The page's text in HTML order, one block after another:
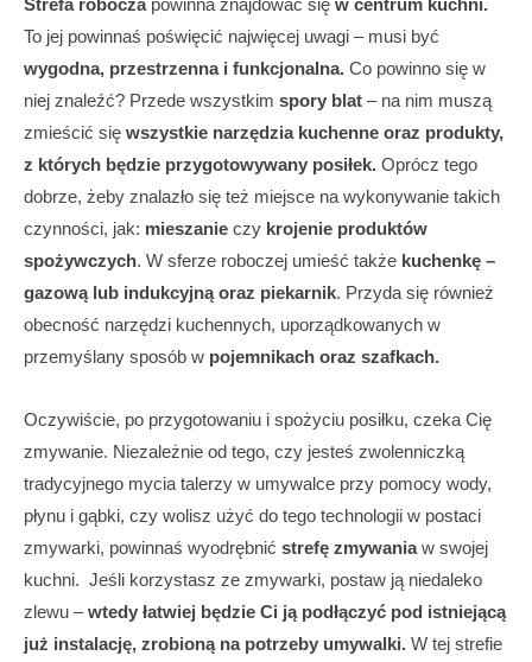
Strefa roboczapowinna znajdować się w centrum kuchni.
To jej powinnaś poświęcić najwięcej uwagi – musi być
wygodna, przestrzenna i funkcjonalna. Co powinno się w
niej znaleźć? Przede wszystkim spory blat – na nim muszą
zmieścić się wszystkie narzędzia kuchenne oraz produkty,
z których będzie przygotowywany posiłek. Oprócz tego
dobrze, żeby znalazło się też miejsce na wykonywanie takich
czynności, jak: mieszanie czy krojenie produktów
spożywczych. W sferze roboczej umieść także kuchenkę –
gazową lub indukcyjną oraz piekarnik. Przyda się również
obecność narzędzi kuchennych, uporządkowanych w
przemyślany sposób w pojemnikach oraz szafkach.
Oczywiście, po przygotowaniu i spożyciu posiłku, czeka Cię
zmywanie. Niezależnie od tego, czy jesteś zwolenniczką
tradycyjnego mycia talerzy w umywalce przy pomocy wody,
płynu i gąbki, czy wolisz użyć do tego technologii w postaci
zmywarki, powinnaś wyodrębnić strefę zmywaniaw swojej
kuchni. Jeśli korzystasz ze zmywarki, postaw ją niedaleko
zlewu –wtedy łatwiej będzie Ci ją podłączyć pod istniejącą
już instalację, zrobioną na potrzeby umywalki. W tej strefie